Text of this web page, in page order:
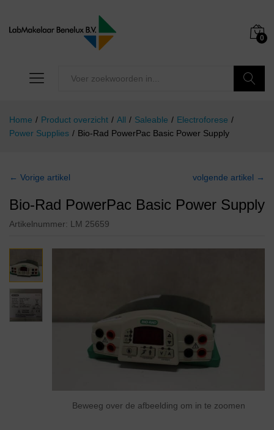
0
Home / Product overzicht / All / Saleable / Electroforese /
Power Supplies / Bio-Rad PowerPac Basic Power Supply
← Vorige artikel volgende artikel →
Bio-Rad PowerPac Basic Power Supply
Artikelnummer: LM 25659
Beweeg over de afbeelding om in te zoomen